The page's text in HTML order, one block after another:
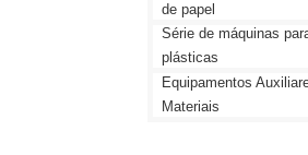
de papel
Série de máquinas
plásticas
Equipamentos
Materiais